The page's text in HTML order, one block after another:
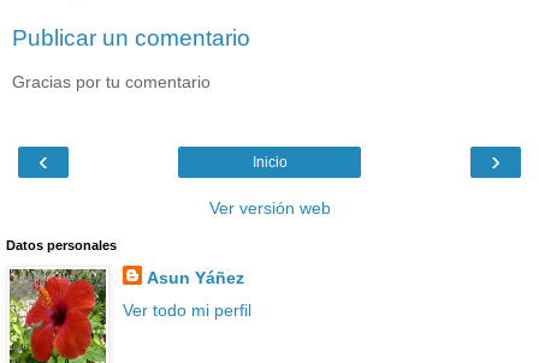
Publicar un comentario
Gracias por tu comentario
‹ ›
Inicio
Ver versión web
Datos personales
Asun Yáñez
Ver todo mi perfil